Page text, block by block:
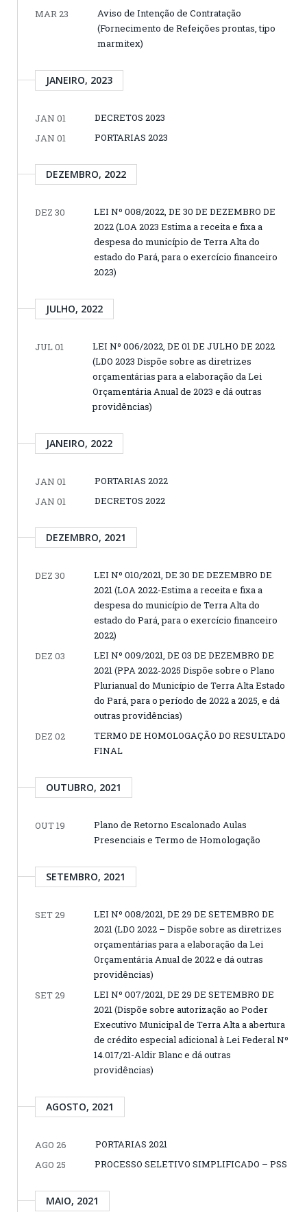
MAR 23
Aviso de Intenção de Contratação
(Fornecimento de Refeições prontas, tipo
marmitex)
JANEIRO, 2023
JAN 01
DECRETOS 2023
JAN 01
PORTARIAS 2023
DEZEMBRO, 2022
DEZ 30
LEI Nº 008/2022, DE 30 DE DEZEMBRO DE
2022 (LOA 2023 Estima a receita e fixa a
despesa do município de Terra Alta do
estado do Pará, para o exercício financeiro
2023)
JULHO, 2022
JUL 01
LEI Nº 006/2022, DE 01 DE JULHO DE 2022
(LDO 2023 Dispõe sobre as diretrizes
orçamentárias para a elaboração da Lei
Orçamentária Anual de 2023 e dá outras
providências)
JANEIRO, 2022
JAN 01
PORTARIAS 2022
JAN 01
DECRETOS 2022
DEZEMBRO, 2021
DEZ 30
LEI Nº 010/2021, DE 30 DE DEZEMBRO DE
2021 (LOA 2022-Estima a receita e fixa a
despesa do município de Terra Alta do
estado do Pará, para o exercício financeiro
2022)
DEZ 03
LEI Nº 009/2021, DE 03 DE DEZEMBRO DE
2021 (PPA 2022-2025 Dispõe sobre o Plano
Plurianual do Município de Terra Alta Estado
do Pará, para o período de 2022 a 2025, e dá
outras providências)
DEZ 02
TERMO DE HOMOLOGAÇÃO DO RESULTADO
FINAL
OUTUBRO, 2021
OUT 19
Plano de Retorno Escalonado Aulas
Presenciais e Termo de Homologação
SETEMBRO, 2021
SET 29
LEI Nº 008/2021, DE 29 DE SETEMBRO DE
2021 (LDO 2022 – Dispõe sobre as diretrizes
orçamentárias para a elaboração da Lei
Orçamentária Anual de 2022 e dá outras
providências)
SET 29
LEI Nº 007/2021, DE 29 DE SETEMBRO DE
2021 (Dispõe sobre autorização ao Poder
Executivo Municipal de Terra Alta a abertura
de crédito especial adicional à Lei Federal Nº
14.017/21-Aldir Blanc e dá outras
providências)
AGOSTO, 2021
AGO 26
PORTARIAS 2021
AGO 25
PROCESSO SELETIVO SIMPLIFICADO – PSS
MAIO, 2021